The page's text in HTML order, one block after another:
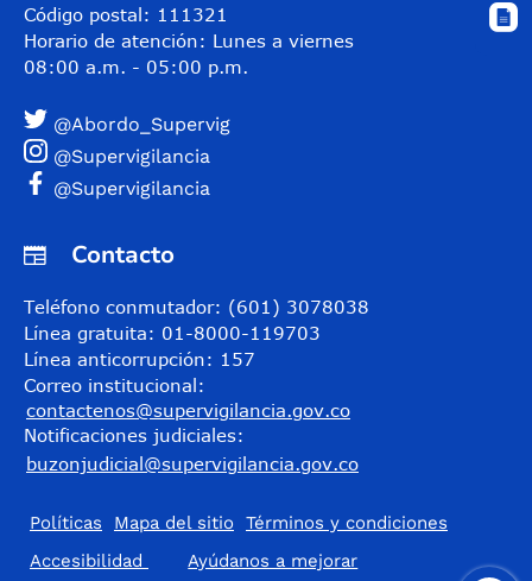
Código postal: 111321
Horario de atención: Lunes a viernes
08:00 a.m. - 05:00 p.m.
@Abordo_Supervig
@Supervigilancia
@Supervigilancia
Contacto
Teléfono conmutador: (601) 3078038
Línea gratuita: 01-8000-119703
Línea anticorrupción: 157
Correo institucional:
contactenos@supervigilancia.gov.co
Notificaciones judiciales:
buzonjudicial@supervigilancia.gov.co
Políticas Mapa del sitio
Términos y condiciones
Accesibilidad
​Ayúdanos a mejorar